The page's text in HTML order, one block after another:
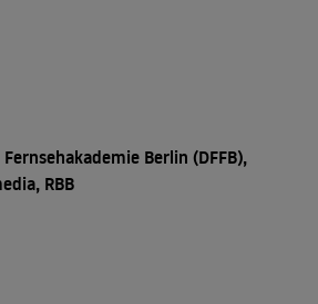
Berlin (DFFB),
RBB